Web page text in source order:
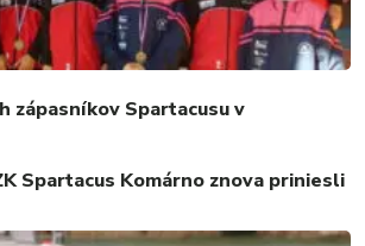
zápasníkov Spartacusu v
Spartacus Komárno znova priniesli